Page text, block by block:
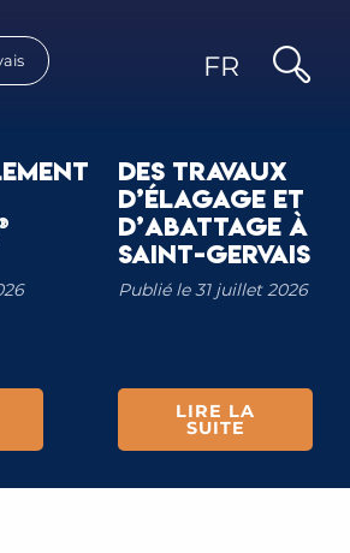
FR
Voir la vidéo
DES TRAVAUX
D’ÉLAGAGE ET
D’ABATTAGE À
SAINT-GERVAIS
Publié le 31 juillet 2026
LIRE LA
SUITE